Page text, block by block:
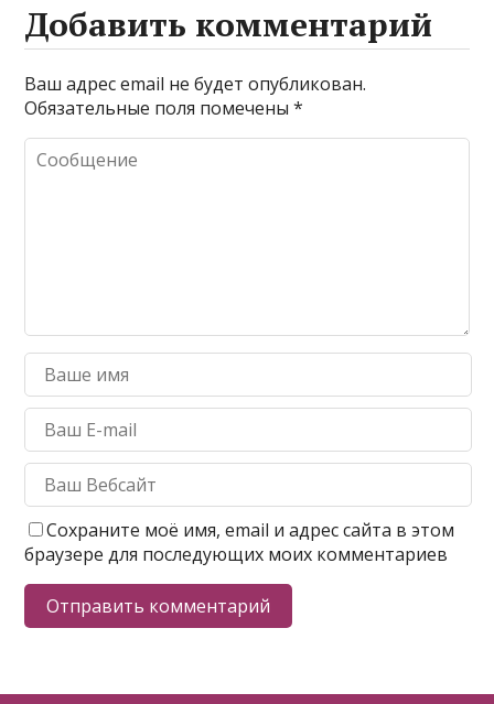
Добавить комментарий
Ваш адрес email не будет опубликован.
Обязательные поля помечены*
Сохраните моё имя, email и адрес сайта в этом
браузере для последующих моих комментариев